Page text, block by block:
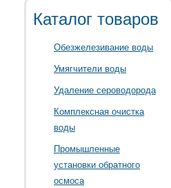
Каталог товаров
Обезжелезивание воды
Умягчители воды
Удаление сероводорода
Комплексная очистка
воды
Промышленные
установки обратного
осмоса